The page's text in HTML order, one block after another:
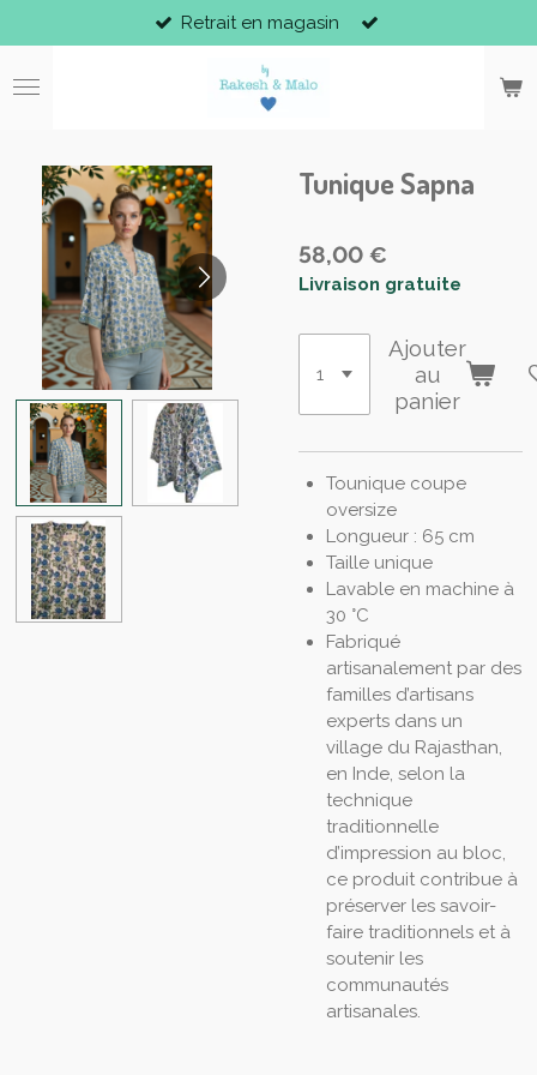
au
contenu
Retrait en magasin
Tunique Sapna
58,00 €
Livraison gratuite
Ajouter
au
panier
Tounique coupe
oversize
Longueur : 65 cm
Taille unique
Lavable en machine à
30 °C
Fabriqué
artisanalement par des
familles d’artisans
experts dans un
village du Rajasthan,
en Inde, selon la
technique
traditionnelle
d’impression au bloc,
ce produit contribue à
préserver les savoir-
faire traditionnels et à
soutenir les
communautés
artisanales.